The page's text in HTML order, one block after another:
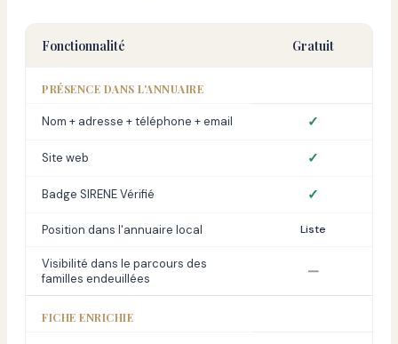
Fonctionnalité Gratuit
PRÉSENCE DANS L'ANNUAIRE
Nom + adresse + téléphone + email ✓
Site web ✓
Badge SIRENE Vérifié ✓
Position dans l'annuaire local Liste
Visibilité dans le parcours des
familles endeuillées
—
FICHE ENRICHIE